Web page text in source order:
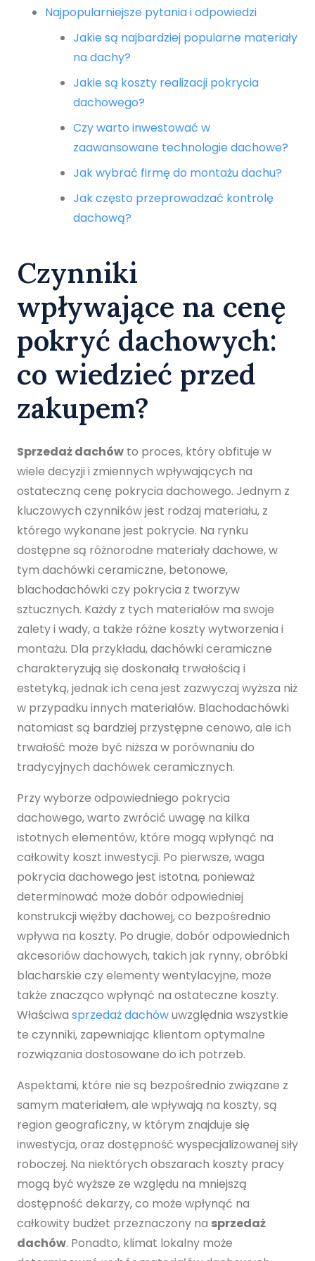
Najpopularniejsze pytania i odpowiedzi
Jakie są najbardziej popularne materiały
na dachy?
Jakie są koszty realizacji pokrycia
dachowego?
Czy warto inwestować w
zaawansowane technologie dachowe?
Jak wybrać firmę do montażu dachu?
Jak często przeprowadzać kontrolę
dachową?
Czynniki
wpływające na cenę
pokryć dachowych:
co wiedzieć przed
zakupem?
Sprzedaż dachów to proces, który obfituje w
wiele decyzji i zmiennych wpływających na
ostateczną cenę pokrycia dachowego. Jednym z
kluczowych czynników jest rodzaj materiału, z
którego wykonane jest pokrycie. Na rynku
dostępne są różnorodne materiały dachowe, w
tym dachówki ceramiczne, betonowe,
blachodachówki czy pokrycia z tworzyw
sztucznych. Każdy z tych materiałów ma swoje
zalety i wady, a także różne koszty wytworzenia i
montażu. Dla przykładu, dachówki ceramiczne
charakteryzują się doskonałą trwałością i
estetyką, jednak ich cena jest zazwyczaj wyższa niż
w przypadku innych materiałów. Blachodachówki
natomiast są bardziej przystępne cenowo, ale ich
trwałość może być niższa w porównaniu do
tradycyjnych dachówek ceramicznych.
Przy wyborze odpowiedniego pokrycia
dachowego, warto zwrócić uwagę na kilka
istotnych elementów, które mogą wpłynąć na
całkowity koszt inwestycji. Po pierwsze, waga
pokrycia dachowego jest istotna, ponieważ
determinować może dobór odpowiedniej
konstrukcji więźby dachowej, co bezpośrednio
wpływa na koszty. Po drugie, dobór odpowiednich
akcesoriów dachowych, takich jak rynny, obróbki
blacharskie czy elementy wentylacyjne, może
także znacząco wpłynąć na ostateczne koszty.
Właściwa sprzedaż dachówuwzględnia wszystkie
te czynniki, zapewniając klientom optymalne
rozwiązania dostosowane do ich potrzeb.
Aspektami, które nie są bezpośrednio związane z
samym materiałem, ale wpływają na koszty, są
region geograficzny, w którym znajduje się
inwestycja, oraz dostępność wyspecjalizowanej siły
roboczej. Na niektórych obszarach koszty pracy
mogą być wyższe ze względu na mniejszą
dostępność dekarzy, co może wpłynąć na
całkowity budżet przeznaczony na sprzedaż
dachów. Ponadto, klimat lokalny może